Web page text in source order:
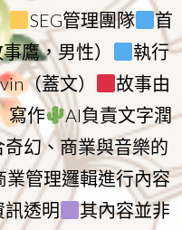
SEG管理團隊
首
鷹，男性）
執行
（蓋文）
故事由
寫作
AI負責文字潤
奇幻、商業與音樂的
業管理邏輯進行內容
透明
其內容並非